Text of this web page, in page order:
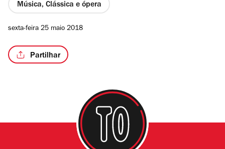
Música, Clássica e ópera
sexta-feira 25 maio 2018
Partilhar